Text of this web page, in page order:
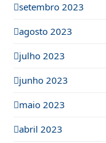
setembro 2023
agosto 2023
julho 2023
junho 2023
maio 2023
abril 2023